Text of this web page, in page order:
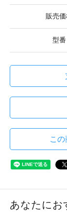
販売
型番
こ
あなたにお